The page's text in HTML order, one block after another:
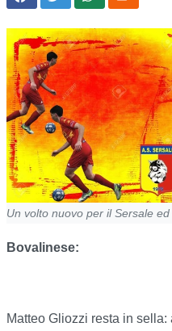
Un volto nuovo per il Sersale
Bovalinese:
Matteo Gliozzi resta in